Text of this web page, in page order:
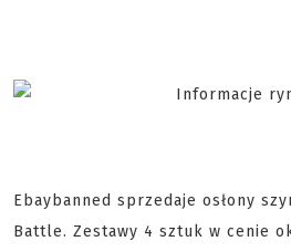
Ebaybanned sprzedaje osłony
Battle. Zestawy 4 sztuk w cenie